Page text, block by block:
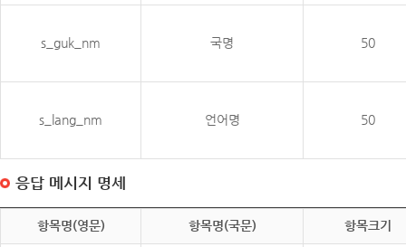
s_guk_nm 국명 50
s_lang_nm 언어명 50
응답 메시지 명세
항목명(영문) 항목명(국문) 항목크기